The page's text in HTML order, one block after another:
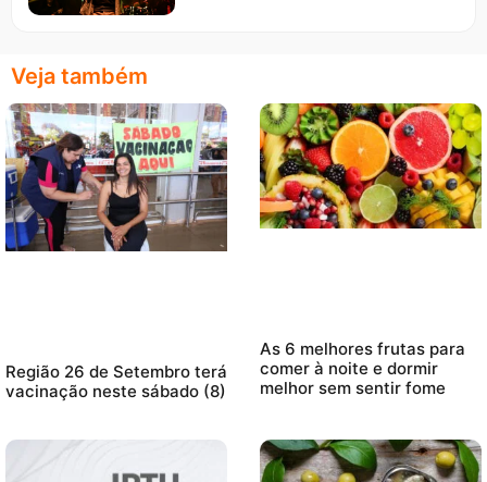
Veja também
Região 26 de Setembro terá
vacinação neste sábado (8)
As 6 melhores frutas para
comer à noite e dormir
melhor sem sentir fome